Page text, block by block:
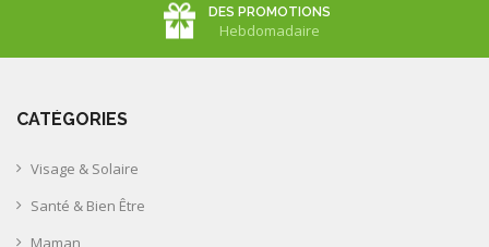
DES PROMOTIONS
Hebdomadaire
CATÉGORIES
Visage & Solaire
Santé & Bien Être
Maman